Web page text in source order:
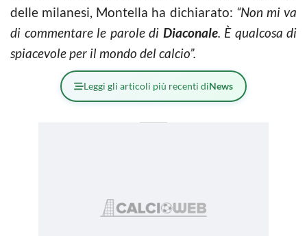
delle milanesi, Montella ha dichiarato: “Non mi va
di commentare le parole di Diaconale. È qualcosa di
spiacevole per il mondo del calcio”.
Leggi gli articoli più recenti diNews